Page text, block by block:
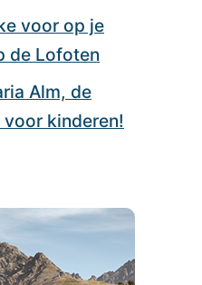
voor op je
de Lofoten
Alm, de
kinderen!